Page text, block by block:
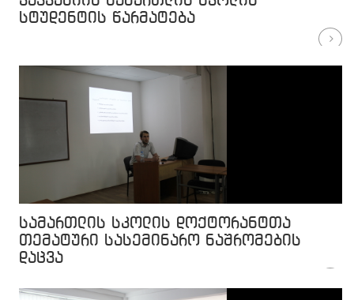
სტუდენტის წარმატება
სამართლის სკოლის დოქტორანტთა
თემატური სასემინარო ნაშრომების
დაცვა